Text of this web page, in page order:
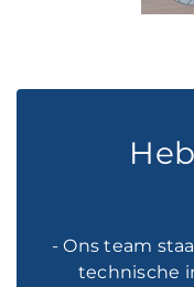
- Ons team
technische